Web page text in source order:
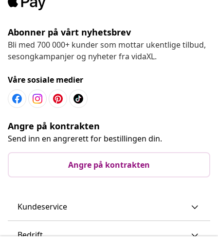
Abonner på vårt nyhetsbrev
Bli med 700 000+ kunder som mottar ukentlige tilbud,
sesongkampanjer og nyheter fra vidaXL.
Våre sosiale medier
Angre på kontrakten
Send inn en angrerett for bestillingen din.
Angre på kontrakten
Kundeservice
Bedrift